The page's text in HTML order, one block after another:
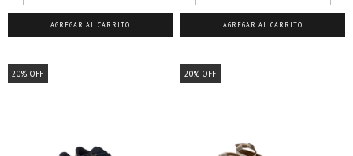
AGREGAR AL CARRITO AGREGAR AL CARRITO
20% OFF 20% OFF